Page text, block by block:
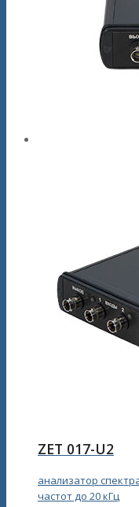
ZET 017-U2
анализатор
частот до 20 кГц